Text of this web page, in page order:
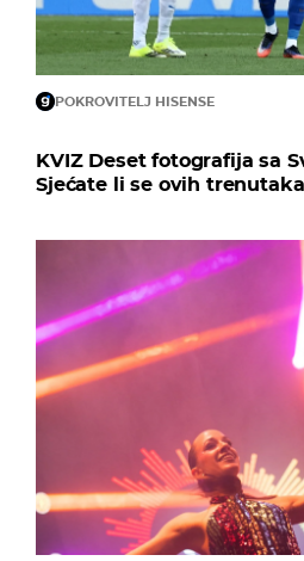
POKROVITELJ HISENSE
KVIZ Deset fotografija sa
Sjećate li se ovih